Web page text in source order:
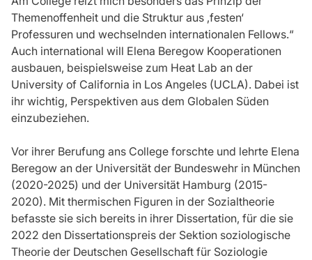
Themenoffenheit und die Struktur aus ‚festen‘
Professuren und wechselnden internationalen Fellows.“
Auch international will Elena Beregow Kooperationen
ausbauen, beispielsweise zum Heat Lab an der
University of California in Los Angeles (UCLA). Dabei ist
ihr wichtig, Perspektiven aus dem Globalen Süden
einzubeziehen.
Vor ihrer Berufung ans College forschte und lehrte Elena
Beregow an der Universität der Bundeswehr in München
(2020-2025) und der Universität Hamburg (2015-
2020). Mit thermischen Figuren in der Sozialtheorie
befasste sie sich bereits in ihrer Dissertation, für die sie
2022 den Dissertationspreis der Sektion soziologische
Theorie der Deutschen Gesellschaft für Soziologie